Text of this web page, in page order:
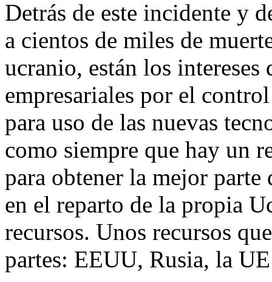
Detrás de este incidente y
a cientos de miles de
ucranio, están los intereses
empresariales por el
para uso de las nuevas
como siempre que hay un
para obtener la mejor parte
en el reparto de la propia
recursos. Unos recursos
partes: EEUU, Rusia, la